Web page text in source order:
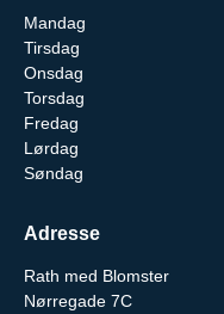
Mandag
Tirsdag
Onsdag
Torsdag
Fredag
Lørdag
Søndag
Adresse
Rath med Blomster
Nørregade 7C